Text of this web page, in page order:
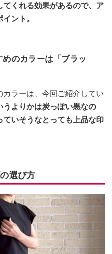
くれる効果があるので、ア
ント。
のカラーは「ブラッ
ラーは、今回ご紹介してい
うよりかは炭っぽい黒なの
いそうなとっても上品な印
選び方